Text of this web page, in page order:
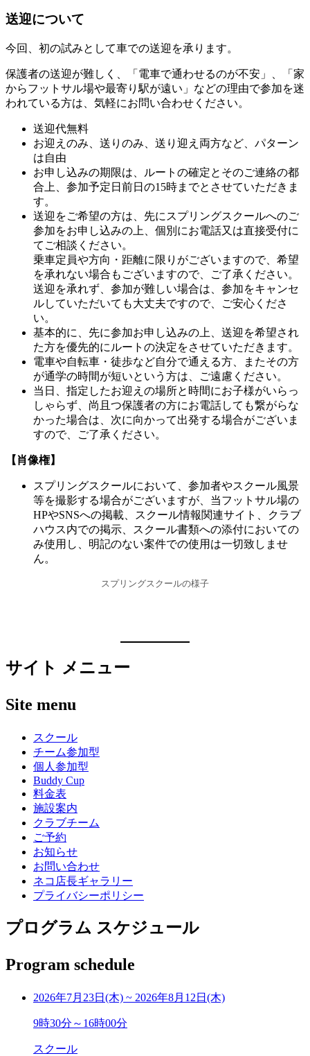
送迎について
今回、初の試みとして車での送迎を承ります。
保護者の送迎が難しく、「電車で通わせるのが不安」、「家
からフットサル場や最寄り駅が遠い」などの理由で参加を迷
われている方は、気軽にお問い合わせください。
送迎代無料
お迎えのみ、送りのみ、送り迎え両方など、パターン
は自由
お申し込みの期限は、ルートの確定とそのご連絡の都
合上、参加予定日前日の15時までとさせていただきま
す。
送迎をご希望の方は、先にスプリングスクールへのご
参加をお申し込みの上、個別にお電話又は直接受付に
てご相談ください。
乗車定員や方向・距離に限りがございますので、希望
を承れない場合もございますので、ご了承ください。
送迎を承れず、参加が難しい場合は、参加をキャンセ
ルしていただいても大丈夫ですので、ご安心くださ
い。
基本的に、先に参加お申し込みの上、送迎を希望され
た方を優先的にルートの決定をさせていただきます。
電車や自転車・徒歩など自分で通える方、またその方
が通学の時間が短いという方は、ご遠慮ください。
当日、指定したお迎えの場所と時間にお子様がいらっ
しゃらず、尚且つ保護者の方にお電話しても繋がらな
かった場合は、次に向かって出発する場合がございま
すので、ご了承ください。
【肖像権】
スプリングスクールにおいて、参加者やスクール風景
等を撮影する場合がございますが、当フットサル場の
HPやSNSへの掲載、スクール情報関連サイト、クラブ
ハウス内での掲示、スクール書類への添付においての
み使用し、明記のない案件での使用は一切致しませ
ん。
スプリングスクールの様子
サイト メニュー
Site menu
スクール
チーム参加型
個人参加型
Buddy Cup
料金表
施設案内
クラブチーム
ご予約
お知らせ
お問い合わせ
ネコ店長ギャラリー
プライバシーポリシー
プログラム スケジュール
Program schedule
2026年7月23日(木) ~ 2026年8月12日(木)
9時30分～16時00分
スクール